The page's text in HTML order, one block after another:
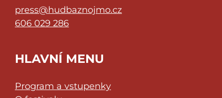
press@hudbaznojmo.cz
606 029 286
HLAVNÍ MENU
Program a vstupenky